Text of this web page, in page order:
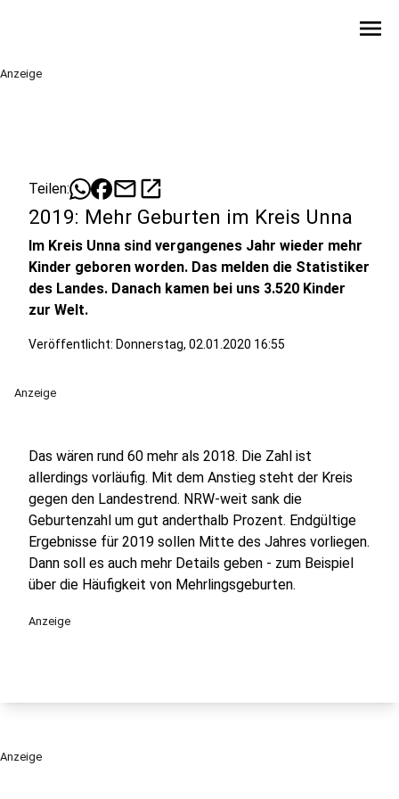
menu
Anzeige
Teilen: mailopen_in_new
2019: Mehr Geburten im Kreis Unna
Im Kreis Unna sind vergangenes Jahr wieder mehr
Kinder geboren worden. Das melden die Statistiker
des Landes. Danach kamen bei uns 3.520 Kinder
zur Welt.
Veröffentlicht: Donnerstag, 02.01.2020 16:55
Anzeige
Das wären rund 60 mehr als 2018. Die Zahl ist
allerdings vorläufig. Mit dem Anstieg steht der Kreis
gegen den Landestrend. NRW-weit sank die
Geburtenzahl um gut anderthalb Prozent. Endgültige
Ergebnisse für 2019 sollen Mitte des Jahres vorliegen.
Dann soll es auch mehr Details geben - zum Beispiel
über die Häufigkeit von Mehrlingsgeburten.
Anzeige
Anzeige